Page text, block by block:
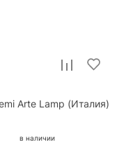
Arte Lamp (Италия)
в наличии